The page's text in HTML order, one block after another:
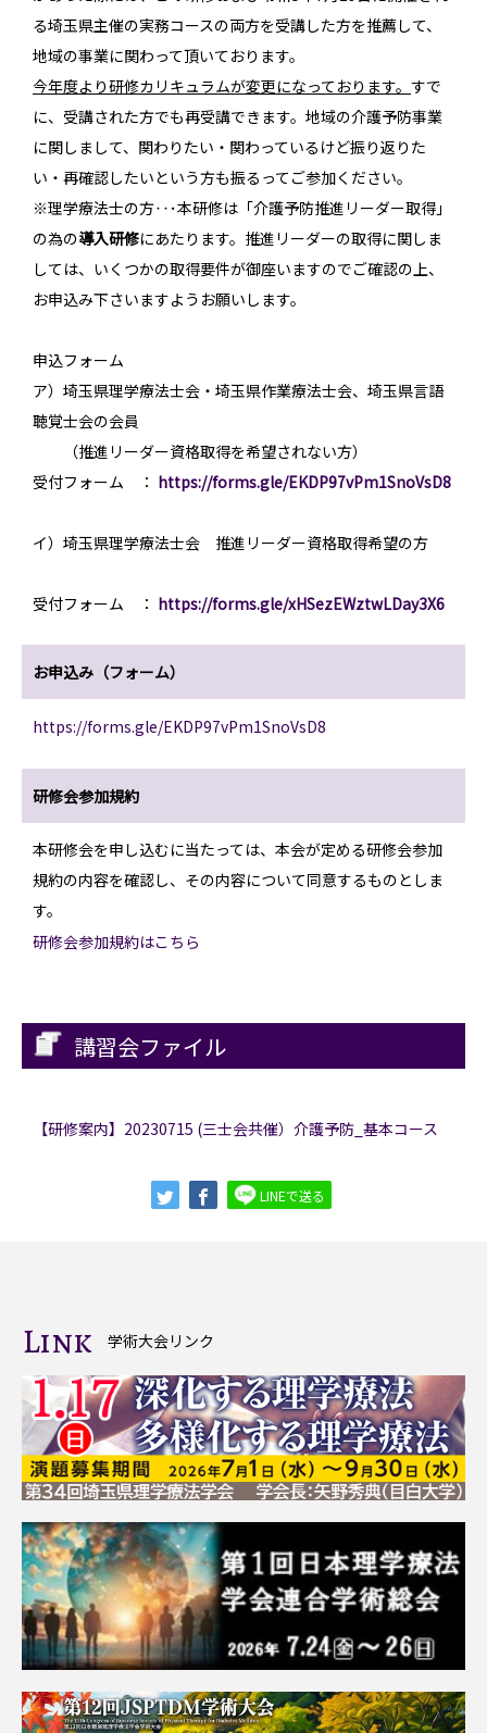
る埼玉県主催の実務コースの両方を受講した方を推薦して、
地域の事業に関わって頂いております。
今年度より研修カリキュラムが変更になっております。 すで
に、受講された方でも再受講できます。地域の介護予防事業
に関しまして、関わりたい・関わっているけど振り返りた
い・再確認したいという方も振るってご参加ください。
※理学療法士の方‥･本研修は「介護予防推進リーダー取得」
の為の導入研修にあたります。推進リーダーの取得に関しま
しては、いくつかの取得要件が御座いますのでご確認の上、
お申込み下さいますようお願いします。
申込フォーム
ア）埼玉県理学療法士会・埼玉県作業療法士会、埼玉県言語
聴覚士会の会員
（推進リーダー資格取得を希望されない方）
受付フォーム ： https://forms.gle/EKDP97vPm1SnoVsD8
イ）埼玉県理学療法士会 推進リーダー資格取得希望の方
受付フォーム ： https://forms.gle/xHSezEWztwLDay3X6
お申込み（フォーム）
https://forms.gle/EKDP97vPm1SnoVsD8
研修会参加規約
本研修会を申し込むに当たっては、本会が定める研修会参加
規約の内容を確認し、その内容について同意するものとしま
す。
研修会参加規約はこちら
講習会ファイル
【研修案内】20230715 (三士会共催）介護予防_基本コース
LINEで送る
Link 学術大会リンク